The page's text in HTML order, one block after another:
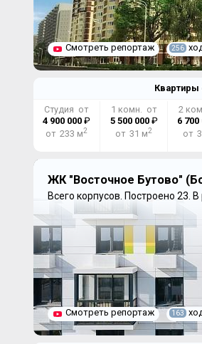
Смотреть репортаж 256
Квартиры
Студия от
4 900 000₽
от 233 м2
1 комн. от
5 500 000₽
от 31 м2
2
6 700
от
ЖК "Восточное Бутово"
Всего корпусов. Построено 23. В
Смотреть репортаж 163